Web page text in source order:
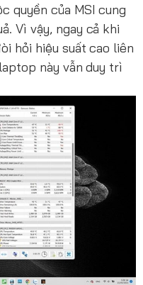
quyền của MSI cung
Vì vậy, ngay cả khi
hỏi hiệu suất cao liên
này vẫn duy trì